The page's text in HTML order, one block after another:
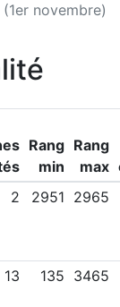
novembre)
Rang
min
Rang
max
2 2951 2965
13 135 3465